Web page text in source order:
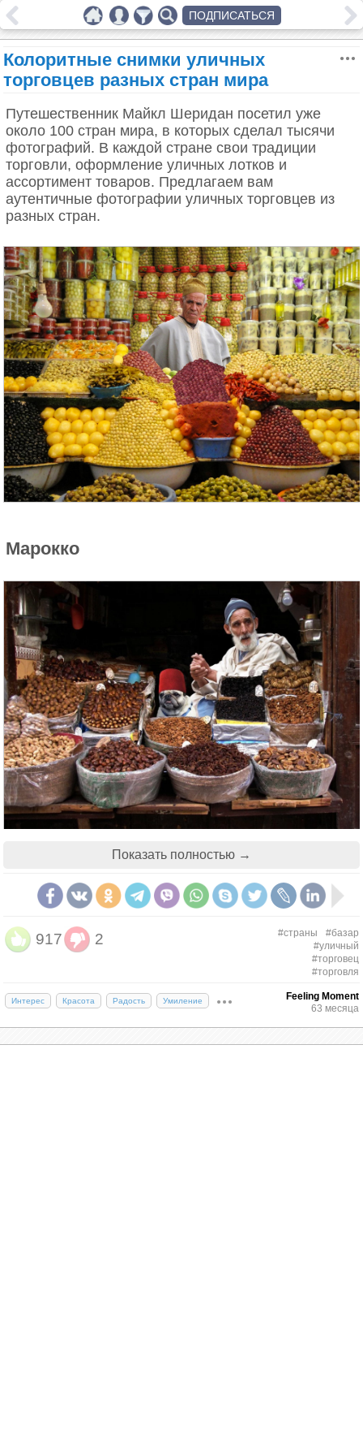
Колоритные снимки уличных
торговцев разных стран мира
Путешественник Майкл Шеридан посетил уже
около 100 стран мира, в которых сделал тысячи
фотографий. В каждой стране свои традиции
торговли, оформление уличных лотков и
ассортимент товаров. Предлагаем вам
аутентичные фотографии уличных торговцев из
разных стран.
Марокко
Показать полностью →
917 2 #страны
#базар
#уличный
#торговец
#торговля
Интерес Красота Радость Умиление
Feeling Moment
63 месяца
ПОДПИСАТЬСЯ